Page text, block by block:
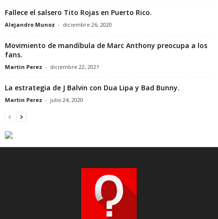
Fallece el salsero Tito Rojas en Puerto Rico.
Alejandro Munoz - diciembre 26, 2020
Movimiento de mandíbula de Marc Anthony preocupa a los
fans.
Martin Perez - diciembre 22, 2021
La estrategia de J Balvin con Dua Lipa y Bad Bunny.
Martin Perez - julio 24, 2020